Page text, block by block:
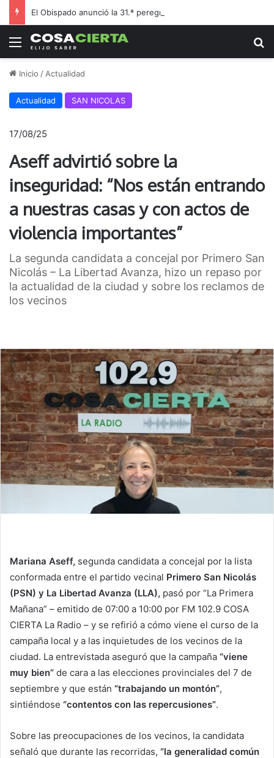
Menú
Inicio / Actualidad
Actualidad SAN NICOLAS
17/08/25
Aseff advirtió sobre la
inseguridad: “Nos están entrando
a nuestras casas y con actos de
violencia importantes”
La segunda candidata a concejal por Primero San
Nicolás – La Libertad Avanza, hizo un repaso por
la actualidad de la ciudad y sobre los reclamos de
los vecinos
Mariana Aseff, segunda candidata a concejal por la lista
conformada entre el partido vecinal Primero San Nicolás
(PSN) y La Libertad Avanza (LLA), pasó por “La Primera
Mañana” – emitido de 07:00 a 10:00 por FM 102.9 COSA
CIERTA La Radio – y se refirió a cómo viene el curso de la
campaña local y a las inquietudes de los vecinos de la
ciudad. La entrevistada aseguró que la campaña “viene
muy bien” de cara a las elecciones provinciales del 7 de
septiembre y que están “trabajando un montón”,
sintiéndose “contentos con las repercusiones”.
Sobre las preocupaciones de los vecinos, la candidata
señaló que durante las recorridas, “la generalidad común